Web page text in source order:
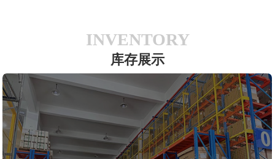
INVENTORY
库存展示